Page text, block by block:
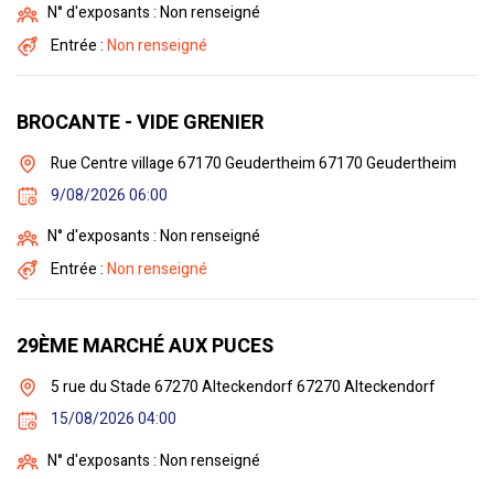
N° d'exposants : Non renseigné
Entrée :Non renseigné
BROCANTE - VIDE GRENIER
Rue Centre village 67170 Geudertheim 67170 Geudertheim
9/08/2026 06:00
N° d'exposants : Non renseigné
Entrée :Non renseigné
29ÈME MARCHÉ AUX PUCES
5 rue du Stade 67270 Alteckendorf 67270 Alteckendorf
15/08/2026 04:00
N° d'exposants : Non renseigné